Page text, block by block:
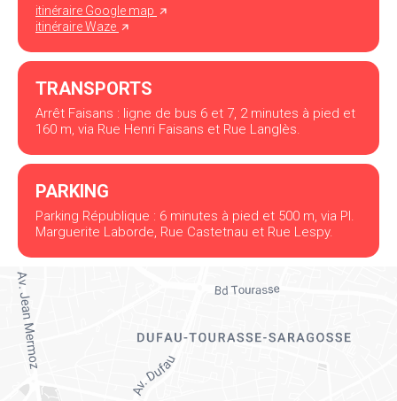
itinéraire Google map
itinéraire Waze
TRANSPORTS
Arrêt Faisans : ligne de bus 6 et 7, 2 minutes à pied et
160 m, via Rue Henri Faisans et Rue Langlès.
PARKING
Parking République : 6 minutes à pied et 500 m, via Pl.
Marguerite Laborde, Rue Castetnau et Rue Lespy.